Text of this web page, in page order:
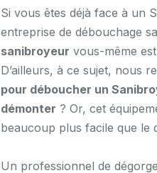
Si vous êtes déjà face à un
entreprise de débouchage
sanibroyeur vous-même
D’ailleurs, à ce sujet, nous
pour déboucher un
démonter ? Or, cet
beaucoup plus facile que le
Un professionnel de